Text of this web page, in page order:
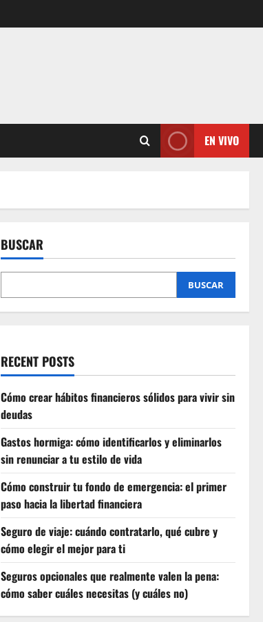
EN VIVO
BUSCAR
BUSCAR
RECENT POSTS
Cómo crear hábitos financieros sólidos para vivir sin
deudas
Gastos hormiga: cómo identificarlos y eliminarlos
sin renunciar a tu estilo de vida
Cómo construir tu fondo de emergencia: el primer
paso hacia la libertad financiera
Seguro de viaje: cuándo contratarlo, qué cubre y
cómo elegir el mejor para ti
Seguros opcionales que realmente valen la pena:
cómo saber cuáles necesitas (y cuáles no)